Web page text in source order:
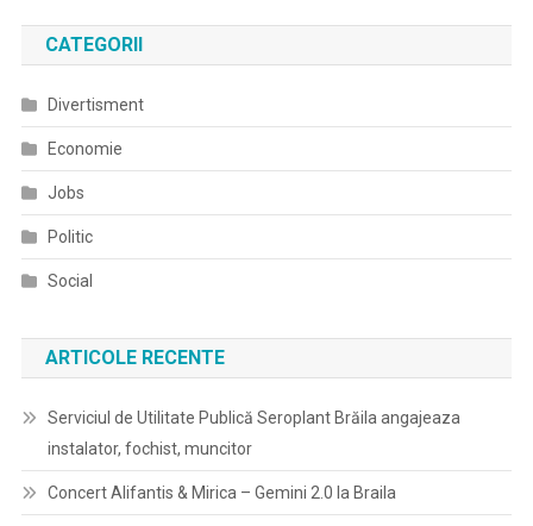
CATEGORII
Divertisment
Economie
Jobs
Politic
Social
ARTICOLE RECENTE
Serviciul de Utilitate Publică Seroplant Brăila angajeaza
instalator, fochist, muncitor
Concert Alifantis & Mirica – Gemini 2.0 la Braila